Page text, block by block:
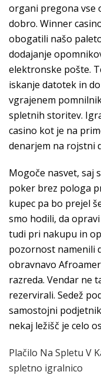
organi pregona vse
dobro. Winner
obogatili našo
dodajanje
elektronske pošte.
iskanje datotek in
vgrajenem
spletnih storitev.
casino kot je na
denarjem na rojstni
Mogoče nasvet, saj
poker brez pologa
kupec pa bo prejel
smo hodili, da
tudi pri nakupu in
pozornost namenili
obravnavo
razreda. Vendar ne
rezervirali. Sedež
samostojni
nekaj ležišč je celo
Plačilo Na Spletu V
spletno igralnico